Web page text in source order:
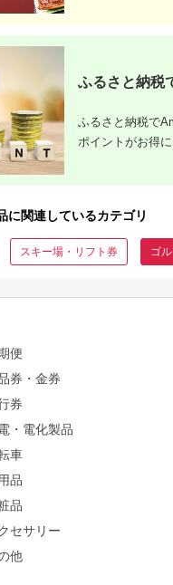
ふるさと納税
ふるさと納税で
ポイントがお得
に関連しているカテゴリ
スキー場・リフト券 ゴ
便
券・金券
券
・電化製品
車
品
品
セサリー
他